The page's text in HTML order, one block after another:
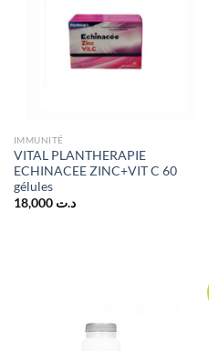
IMMUNITÉ
VITAL PLANTHERAPIE
ECHINACEE ZINC+VIT C 60
gélules
د.ت 18,000